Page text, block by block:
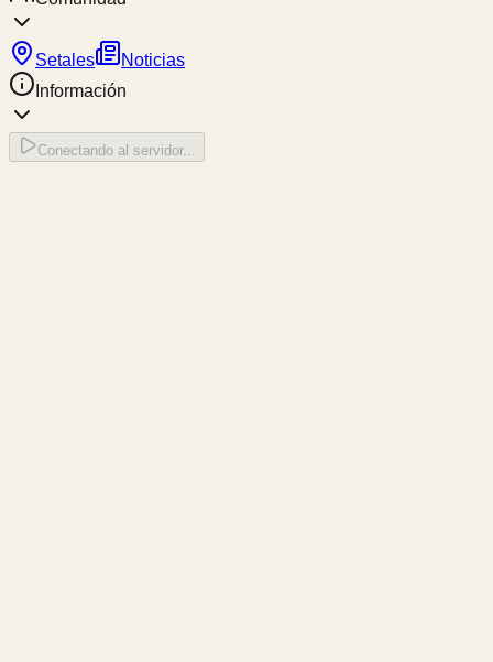
Setales
Noticias
Información
Conectando al servidor...